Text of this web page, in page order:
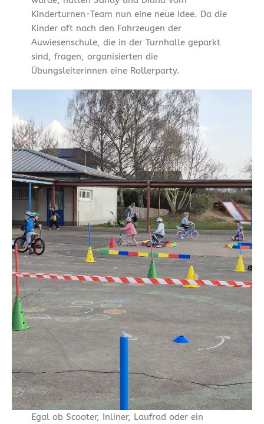
Kinderturnen-Team nun eine neue Idee. Da die
Kinder oft nach den Fahrzeugen der
Auwiesenschule, die in der Turnhalle geparkt
sind, fragen, organisierten die
Übungsleiterinnen eine Rollerparty.
Egal ob Scooter, Inliner, Laufrad oder ein